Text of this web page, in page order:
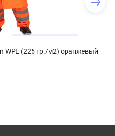
WPL (225 гр./м2) оранжевый